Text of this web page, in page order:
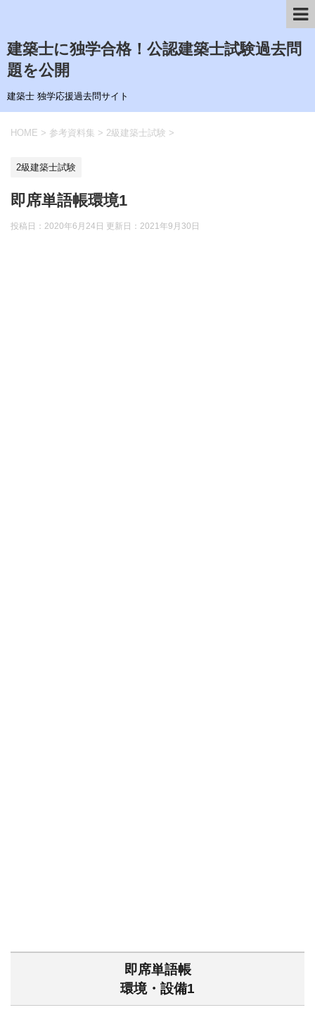
建築士に独学合格！公認建築士試験過去問
題を公開
建築士 独学応援過去問サイト
HOME > 参考資料集 > 2級建築士試験 >
2級建築士試験
即席単語帳環境1
投稿日：2020年6月24日 更新日： 2021年9月30日
即席単語帳
環境・設備1